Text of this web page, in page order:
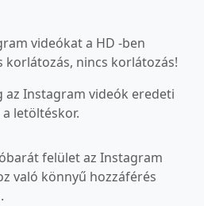
videókat a HD -ben
korlátozás, nincs korlátozás!
az Instagram videók eredeti
letöltéskor.
felület az Instagram
való könnyű hozzáférés